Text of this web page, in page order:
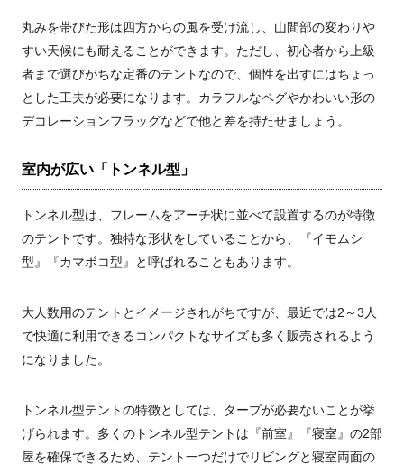
丸みを帯びた形は四方からの風を受け流し、山間部の変わりや
すい天候にも耐えることができます。ただし、初心者から上級
者まで選びがちな定番のテントなので、個性を出すにはちょっ
とした工夫が必要になります。カラフルなペグやかわいい形の
デコレーションフラッグなどで他と差を持たせましょう。
室内が広い「トンネル型」
トンネル型は、フレームをアーチ状に並べて設置するのが特徴
のテントです。独特な形状をしていることから、『イモムシ
型』『カマボコ型』と呼ばれることもあります。
大人数用のテントとイメージされがちですが、最近では2～3人
で快適に利用できるコンパクトなサイズも多く販売されるよう
になりました。
トンネル型テントの特徴としては、タープが必要ないことが挙
げられます。多くのトンネル型テントは『前室』『寝室』の2部
屋を確保できるため、テント一つだけでリビングと寝室両面の